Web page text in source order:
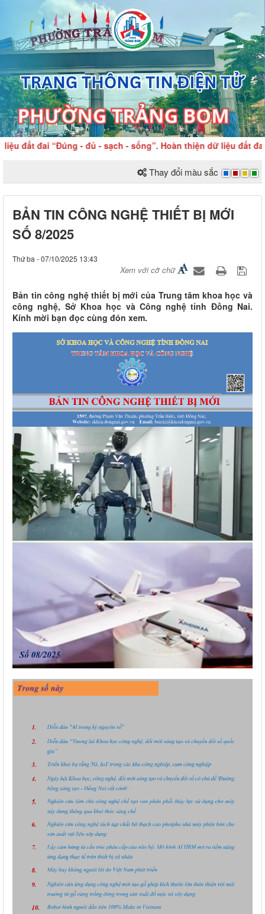
đai “Đúng - đủ - sạch - sống”. Hoàn thiện dữ liệu đất đai
Thay đổi màu sắc
BẢN TIN CÔNG NGHỆ THIẾT BỊ MỚI
SỐ 8/2025
Thứ ba - 07/10/2025 13:43
Xem với cỡ chữ
Bản tin công nghệ thiết bị mới của Trung tâm khoa học và
công nghệ, Sở Khoa học và Công nghệ tỉnh Đồng Nai.
Kính mời bạn đọc cùng đón xem.